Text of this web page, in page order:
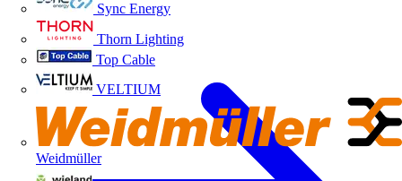
Sync Energy
Thorn Lighting
Top Cable
VELTIUM
Weidmüller